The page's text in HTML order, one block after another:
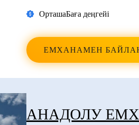
ОрташаБаға деңгейі
ЕМХАНАМЕН
АНАДОЛУ